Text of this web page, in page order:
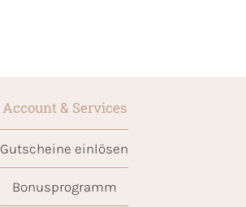
Account & Services
Gutscheine einlösen
Bonusprogramm